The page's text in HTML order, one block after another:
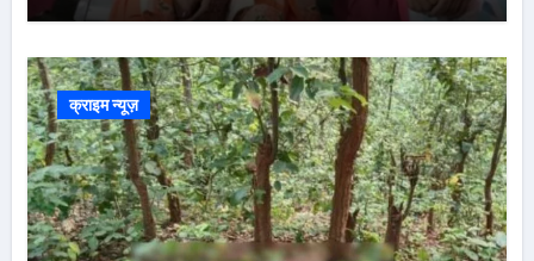
क्राइम न्यूज़